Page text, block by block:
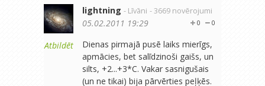
Atbildēt
lightning - Līvāni - 3669 novērojumi
0
0
05.02.2011 19:29
Dienas pirmajā pusē laiks mierīgs,
apmācies, bet salīdzinoši gaišs, un
silts, +2...+3*C. Vakar sasnigušais
(un ne tikai) bija pārvērties peļķēs.